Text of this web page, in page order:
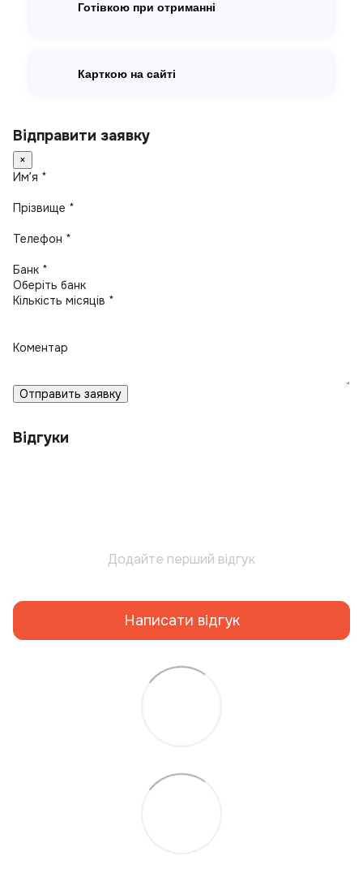
Готівкою при отриманні
Карткою на сайті
Відправити заявку
×
Имʼя *
Прізвище *
Телефон *
Банк *
Кількість місяців *
Коментар
Отправить заявку
Відгуки
Додайте перший відгук
Написати відгук